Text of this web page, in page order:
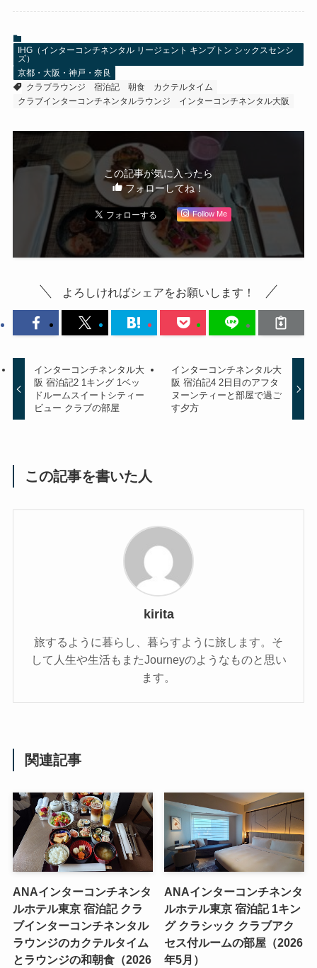
IHG（インターコンチネンタル リージェント キンプトン シックスセンシ
ズ）
京都・大阪・神戸・奈良
クラブラウンジ
宿泊記 朝食
カクテルタイム
クラブインターコンチネンタルラウンジ
インターコンチネンタル大阪
この記事が気に入ったら
フォローしてね！
Follow Me
よろしければシェアをお願いします！
インターコンチネンタル大
阪 宿泊記2 1キング 1ベッ
ドルームスイートシティー
ビュー クラブの部屋
インターコンチネンタル大
阪 宿泊記4 2日目のアフタ
ヌーンティーと部屋で過ご
す夕方
この記事を書いた人
kirita
旅するように暮らし、暮らすように旅します。そ
して人生や生活もまたJourneyのようなものと思い
ます。
関連記事
ANAインターコンチネンタ
ルホテル東京 宿泊記 クラ
ブインターコンチネンタル
ラウンジのカクテルタイム
とラウンジの和朝食（2026
ANAインターコンチネンタ
ルホテル東京 宿泊記 1キン
グ クラシック クラブアク
セス付ルームの部屋（2026
年5月）